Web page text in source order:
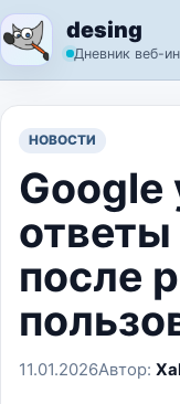
Перейти к
desing
Дневник веб-
НОВОСТИ
после
11.01.2026Автор: